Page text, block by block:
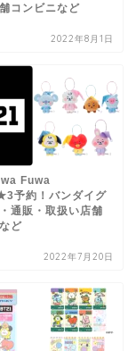
コンビニなど
2022年8月1日
Fuwa
予約！バンダイグ
通販・取扱い店舗
ど
2022年7月20日